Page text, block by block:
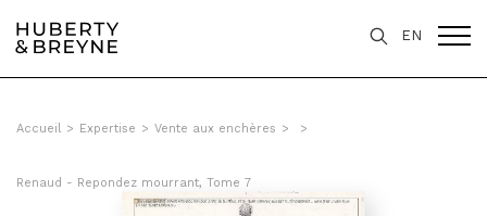
EN
Accueil > Expertise > Vente aux enchères > >
Renaud - Repondez mourrant, Tome 7